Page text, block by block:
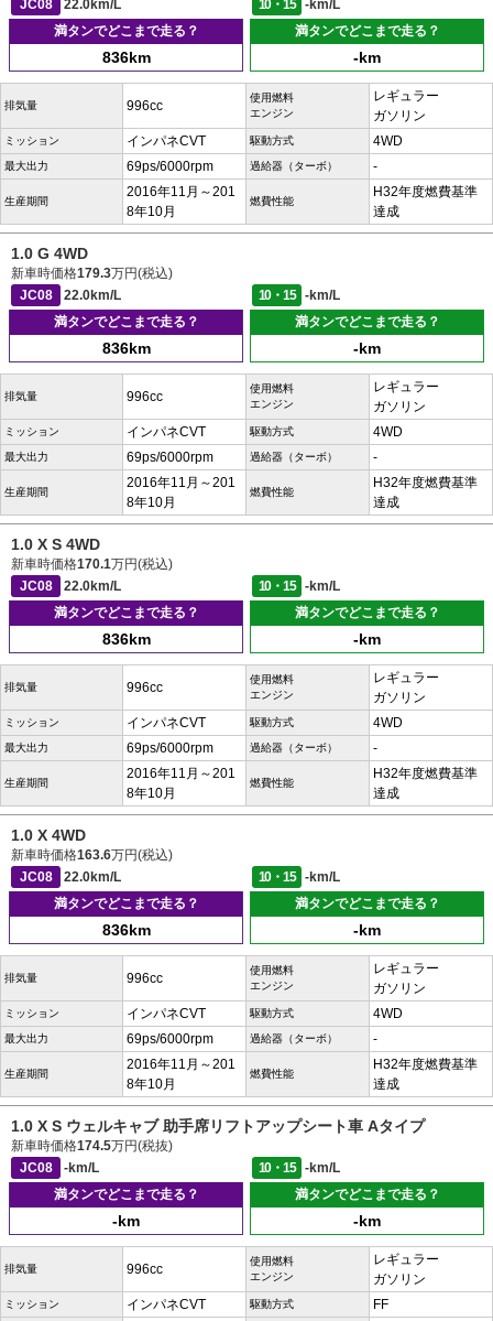
JC08 22.0km/L 10・15
-km/L
満タンでどこまで走る？
836km
満タンでどこまで走る？
-km
排気量 996cc
使用燃料
エンジン
レギュラー
ガソリン
ミッション インパネCVT 駆動方式 4WD
最大出力 69ps/6000rpm 過給器（ターボ） -
生産期間
2016年11月～201
8年10月
燃費性能
H32年度燃費基準
達成
1.0 G 4WD
新車時価格179.3万円(税込)
JC08
22.0km/L 10・15
-km/L
満タンでどこまで走る？
836km
満タンでどこまで走る？
-km
排気量 996cc
使用燃料
エンジン
レギュラー
ガソリン
ミッション インパネCVT 駆動方式 4WD
最大出力 69ps/6000rpm 過給器（ターボ） -
生産期間
2016年11月～201
8年10月
燃費性能
H32年度燃費基準
達成
1.0 X S 4WD
新車時価格170.1万円(税込)
JC08
22.0km/L 10・15
-km/L
満タンでどこまで走る？
836km
満タンでどこまで走る？
-km
排気量 996cc
使用燃料
エンジン
レギュラー
ガソリン
ミッション インパネCVT 駆動方式 4WD
最大出力 69ps/6000rpm 過給器（ターボ） -
生産期間
2016年11月～201
8年10月
燃費性能
H32年度燃費基準
達成
1.0 X 4WD
新車時価格163.6万円(税込)
JC08
22.0km/L 10・15
-km/L
満タンでどこまで走る？
836km
満タンでどこまで走る？
-km
排気量 996cc
使用燃料
エンジン
レギュラー
ガソリン
ミッション インパネCVT 駆動方式 4WD
最大出力 69ps/6000rpm 過給器（ターボ） -
生産期間
2016年11月～201
8年10月
燃費性能
H32年度燃費基準
達成
1.0 X S ウェルキャブ 助手席リフトアップシート車 Aタイプ
新車時価格174.5万円(税抜)
JC08
-km/L 10・15
-km/L
満タンでどこまで走る？
-km
満タンでどこまで走る？
-km
排気量 996cc
使用燃料
エンジン
レギュラー
ガソリン
ミッション インパネCVT 駆動方式 FF